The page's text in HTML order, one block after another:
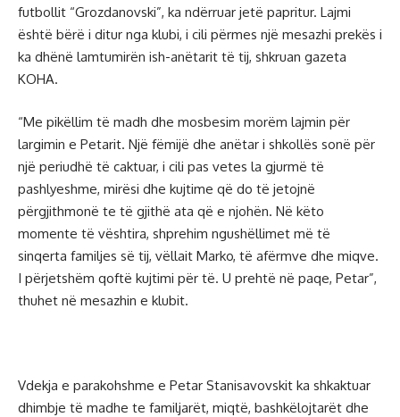
futbollit “Grozdanovski”, ka ndërruar jetë papritur. Lajmi
është bërë i ditur nga klubi, i cili përmes një mesazhi prekës i
ka dhënë lamtumirën ish-anëtarit të tij, shkruan gazeta
KOHA.
“Me pikëllim të madh dhe mosbesim morëm lajmin për
largimin e Petarit. Një fëmijë dhe anëtar i shkollës sonë për
një periudhë të caktuar, i cili pas vetes la gjurmë të
pashlyeshme, mirësi dhe kujtime që do të jetojnë
përgjithmonë te të gjithë ata që e njohën. Në këto
momente të vështira, shprehim ngushëllimet më të
sinqerta familjes së tij, vëllait Marko, të afërmve dhe miqve.
I përjetshëm qoftë kujtimi për të. U prehtë në paqe, Petar”,
thuhet në mesazhin e klubit.
Vdekja e parakohshme e Petar Stanisavovskit ka shkaktuar
dhimbje të madhe te familjarët, miqtë, bashkëlojtarët dhe